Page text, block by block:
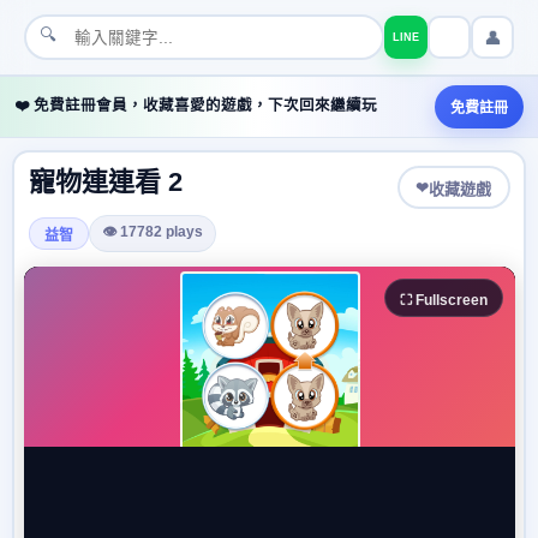
🔍 LINE 👤
❤️ 免費註冊會員，收藏喜愛的遊戲，下次回來繼續玩 免費註冊
寵物連連看 2 ❤收藏遊戲
益智 👁 17782 plays
⛶ Fullscreen